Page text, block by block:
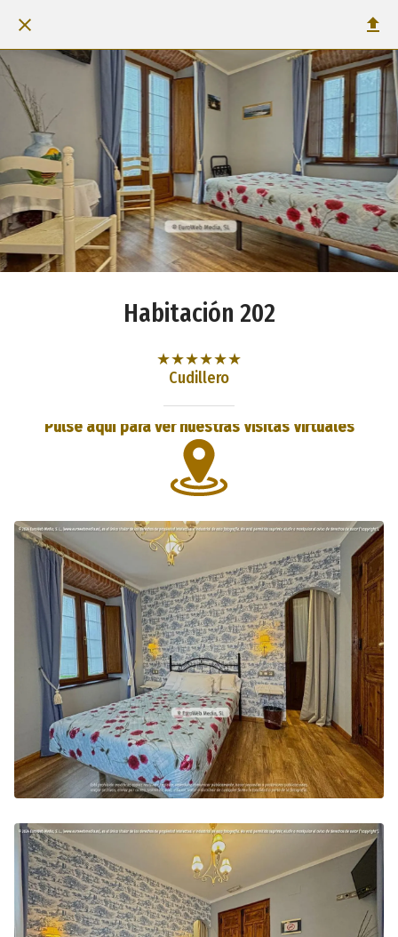
Habitación 202
★★★★★★
Cudillero
Pulse aquí para ver nuestras Visitas Virtuales